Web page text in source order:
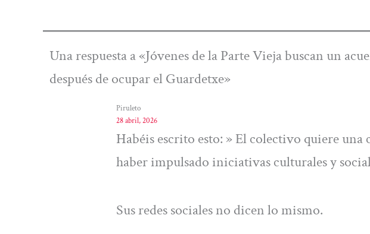
Una respuesta a «Jóvenes de la Parte Vieja buscan un
después de ocupar el Guardetxe»
Piruleto
28 abril, 2026
Habéis escrito esto: » El colectivo quiere una
haber impulsado iniciativas culturales y
Sus redes sociales no dicen lo mismo.